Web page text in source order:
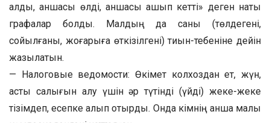
қалды, қаншасы өлді, қаншасы қашып кетті» деген нақты
графалар болды. Малдың да саны (төлдегені,
сойылғаны, жоғарыға өткізілгені) тиын-тебеніне дейін
жазылатын.
— Налоговые ведомости: Өкімет колхоздан ет, жүн,
астық салығын алу үшін әр түтінді (үйді) жеке-жеке
тізімдеп, есепке алып отырды. Онда кімнің қанша малы